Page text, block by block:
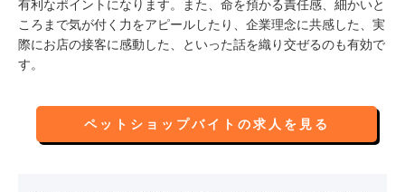
有利なポイントになります。また、命を預かる責任感、細かいと
ころまで気が付く力をアピールしたり、企業理念に共感した、実
際にお店の接客に感動した、といった話を織り交ぜるのも有効で
す。
ペットショップバイトの求人を見る